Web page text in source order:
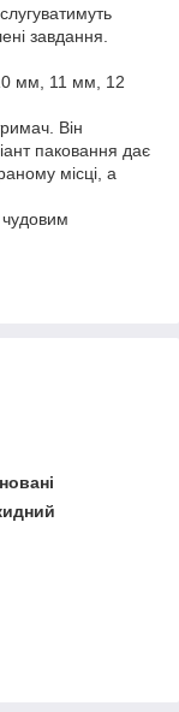
слугуватимуть
завдання.
мм, 11 мм, 12
Він
паковання дає
місці, а
чудовим